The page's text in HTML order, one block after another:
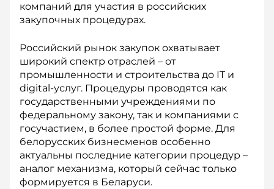
компаний для участия в российских
закупочных процедурах.
Российский рынок закупок охватывает
широкий спектр отраслей – от
промышленности и строительства до IT и
digital-услуг. Процедуры проводятся как
государственными учреждениями по
федеральному закону, так и компаниями с
госучастием, в более простой форме. Для
белорусских бизнесменов особенно
актуальны последние категории процедур –
аналог механизма, который сейчас только
формируется в Беларуси.